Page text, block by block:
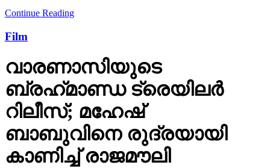
Continue Reading
Film
വാരണാസിയുടെ
ബ്രഹ്‌മാണ്ഡ ട്രെയിലര്‍
റിലീസ്; മഹേഷ്
ബാബുവിനെ രുദ്രയായി
കാണിച്ച് രാജമൗലി